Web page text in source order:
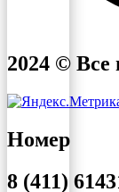
2024 ©
Номер
8 (411)